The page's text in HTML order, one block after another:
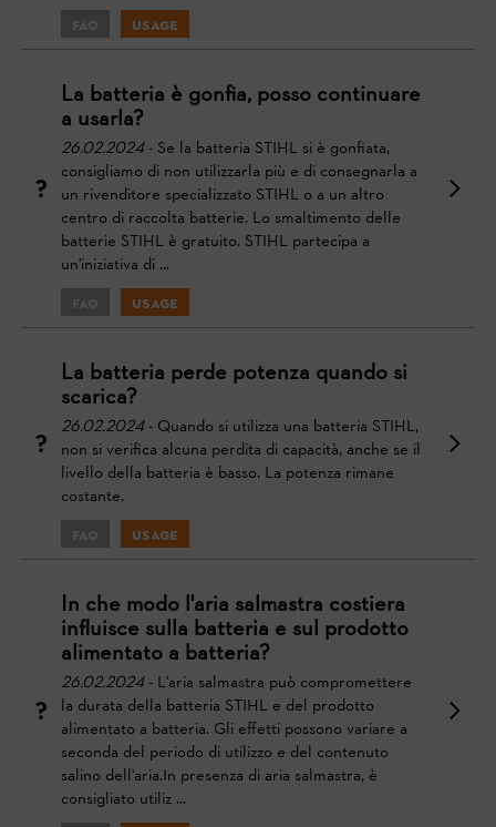
FAQ Usage
La batteria è gonfia, posso continuare
a usarla?
26.02.2024- Se la batteria STIHL si è gonfiata,
consigliamo di non utilizzarla più e di consegnarla a
un rivenditore specializzato STIHL o a un altro
centro di raccolta batterie. Lo smaltimento delle
batterie STIHL è gratuito. STIHL partecipa a
un'iniziativa di ...
FAQ Usage
La batteria perde potenza quando si
scarica?
26.02.2024- Quando si utilizza una batteria STIHL,
non si verifica alcuna perdita di capacità, anche se il
livello della batteria è basso. La potenza rimane
costante.
FAQ Usage
In che modo l'aria salmastra costiera
influisce sulla batteria e sul prodotto
alimentato a batteria?
26.02.2024- L'aria salmastra può compromettere
la durata della batteria STIHL e del prodotto
alimentato a batteria. Gli effetti possono variare a
seconda del periodo di utilizzo e del contenuto
salino dell'aria.In presenza di aria salmastra, è
consigliato utiliz ...